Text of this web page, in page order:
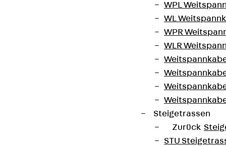
WPL
WL
WPR
WLR
Steigetrassen
Zurück
STU